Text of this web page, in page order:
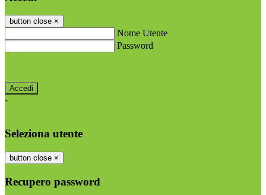
button close ×
Nome Utente
Password
-
Seleziona utente
button close ×
Recupero password